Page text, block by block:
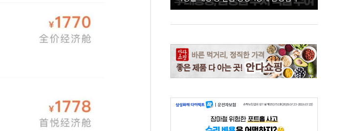
직접 수여｜26.08.07 장성 진급·삼정검 수치